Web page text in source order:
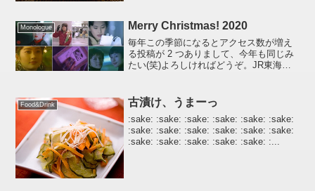
目に入らずQRコードを読み取って携帯で
アクセスしたのですが、...
Monologue Merry Christmas! 2020
毎年この季節になるとアクセス数が増え
る投稿が 2 つありまして、今年も同じみ
たい(笑)よろしければどうぞ。JR東海
(笑)Youtube にアップロードされている動
画のま...
Food&Drink 古漬け、うまーっ
:sake: :sake: :sake: :sake: :sake: :sake:
:sake: :sake: :sake: :sake: :sake: :sake:
:sake: :sake: :sake: :sake: :sake: :...